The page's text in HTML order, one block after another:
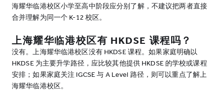
海耀华临港校区小学至高中阶段应分别了解，不建议把两者直接
合并理解为同一个 K-12 校区。
上海耀华临港校区有 HKDSE 课程吗？
没有。上海耀华临港校区没有 HKDSE 课程。如果家庭明确以
HKDSE 为主要升学路径，应比较其他提供 HKDSE 的学校或课程
安排；如果家庭关注 IGCSE 与 A Level 路径，则可以重点了解上
海耀华临港校区。